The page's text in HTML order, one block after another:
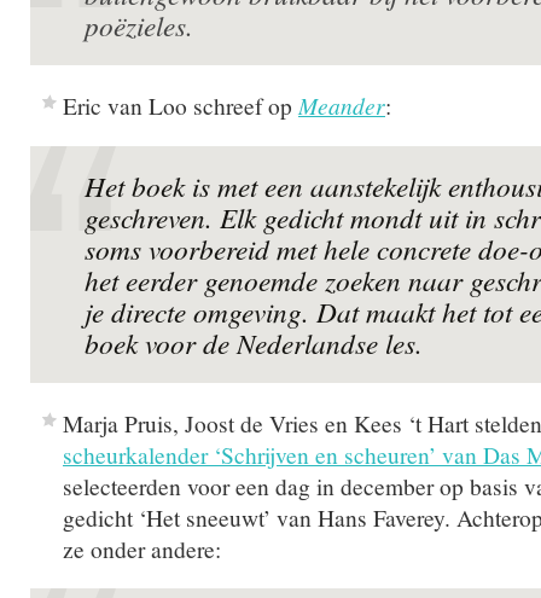
poëzieles.
Eric van Loo schreef op Meander:
Het boek is met een aanstekelijk
geschreven. Elk gedicht mondt uit in
soms voorbereid met hele concrete
het eerder genoemde zoeken naar
je directe omgeving. Dat maakt het tot
boek voor de Nederlandse les.
Marja Pruis, Joost de Vries en Kees ‘t Hart
scheurkalender ‘Schrijven en scheuren’ van Das
selecteerden voor een dag in december op basis
gedicht ‘Het sneeuwt’ van Hans Faverey.
ze onder andere: